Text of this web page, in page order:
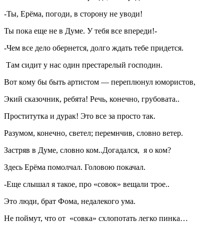
-Ты, Ерёма, погоди, в сторону не уводи!
Ты пока еще не в Думе. У тебя все впереди!-
-Чем все дело обернется, долго ждать тебе придется.
Там сидит у нас один престарелый господин.
Вот кому бы быть артистом — переплюнул юмористов,
Экий сказочник, ребята! Речь, конечно, грубовата..
Проститутка и дурак! Это все за просто так.
Разумом, конечно, светел; перемнчив, словно ветер.
Застряв в Думе, словно ком..Догадался, я о ком?
Здесь Ерёма помолчал. Головою покачал.
-Еще слышал я такое, про «совок» вещали трое..
Это люди, брат Фома, недалекого ума.
Не поймут, что от «совка» схлопотать легко пинка…